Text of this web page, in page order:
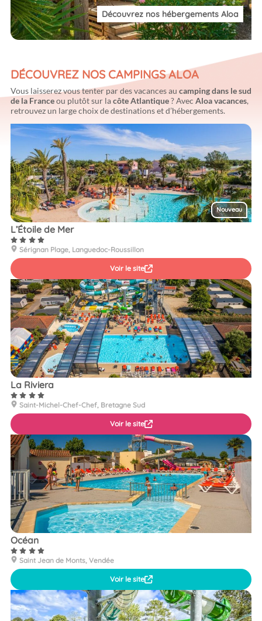
Découvrez nos hébergements Aloa
DÉCOUVREZ NOS CAMPINGS ALOA
Vous laisserez vous tenter par des vacances au camping dans le sud
de la Franceou plutôt sur lacôte Atlantique? Avec Aloa vacances,
retrouvez un large choix de destinations et d’hébergements.
Nouveau
L’Étoile de Mer
Sérignan Plage, Languedoc-Roussillon
Voir le site
La Riviera
Saint-Michel-Chef-Chef, Bretagne Sud
Voir le site
Océan
Saint Jean de Monts, Vendée
Voir le site